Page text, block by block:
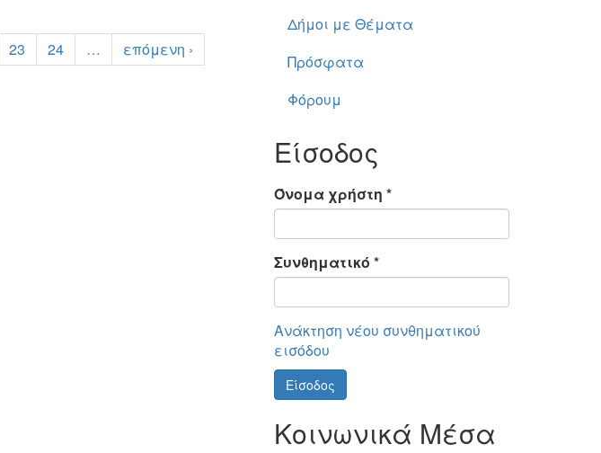
23 24 …
επόμενη ›
Δήμοι με Θέματα
Πρόσφατα
Φόρουμ
Είσοδος
Όνομα χρήστη *
Συνθηματικό *
Ανάκτηση νέου συνθηματικού
εισόδου
Είσοδος
Κοινωνικά Μέσα